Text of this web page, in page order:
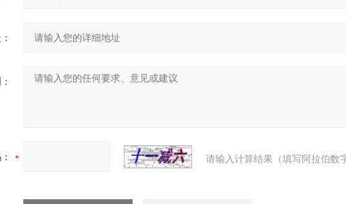
请输入计算结果（填写阿拉伯数